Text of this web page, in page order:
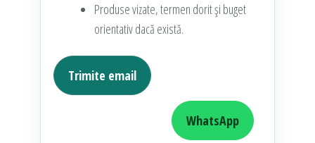
Produse vizate, termen dorit și buget
orientativ dacă există.
Trimite email
WhatsApp